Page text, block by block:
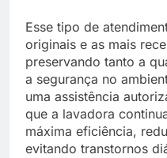
Esse tipo de
originais e as mais
preservando tanto a
a segurança no
uma assistência
que a lavadora
máxima eficiência,
evitando transtornos